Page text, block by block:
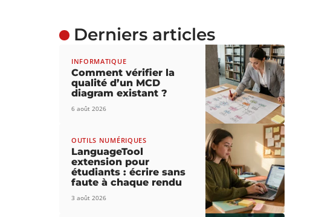
Derniers articles
INFORMATIQUE
Comment vérifier la
qualité d’un MCD
diagram existant ?
6 août 2026
OUTILS NUMÉRIQUES
LanguageTool
extension pour
étudiants : écrire sans
faute à chaque rendu
3 août 2026